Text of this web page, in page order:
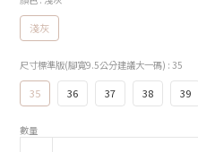
淺灰
尺寸標準版(腳寬9.5公分建議大一碼) : 35
35 36 37 38 39
數量